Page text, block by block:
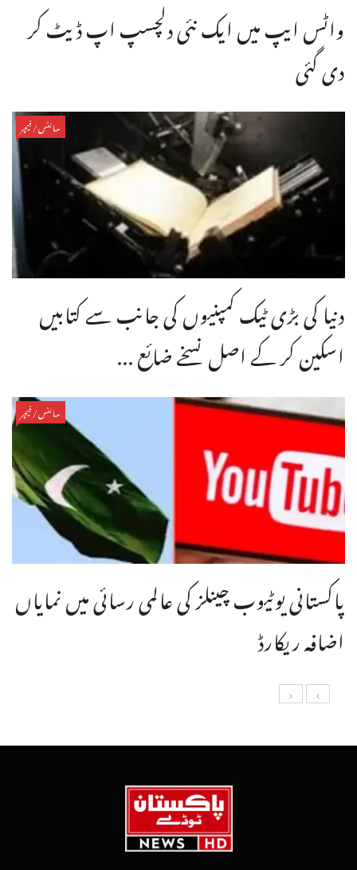
واٹس ایپ میں ایک نئی دلچسپ اپ ڈیٹ کر
دی گئی
سائنس/فیچر
دنیا کی بڑی ٹیک کمپنیوں کی جانب سے کتابیں
اسکین کر کے اصل نسخے ضائع ...
سائنس/فیچر
پاکستانی یوٹیوب چینلز کی عالمی رسائی میں نمایاں
اضافہ ریکارڈ